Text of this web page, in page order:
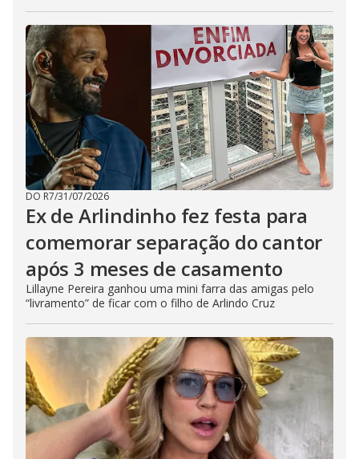
DO R7/31/07/2026
Ex de Arlindinho fez festa para
comemorar separação do cantor
após 3 meses de casamento
Lillayne Pereira ganhou uma mini farra das amigas pelo
“livramento” de ficar com o filho de Arlindo Cruz